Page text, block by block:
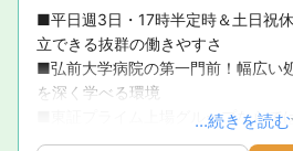
■平日週3日・17時半定時＆土日祝
立できる抜群の働きやすさ
■弘前大学病院の第一門前！幅広い
を深く学べる環境
■東証プライム上場グループならで
■育休復帰率100％！ライフステー
...続きを読む